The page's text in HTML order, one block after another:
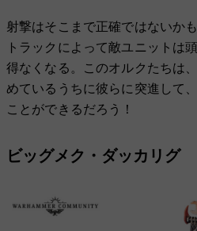
射撃はそこまで正確ではないか
トラックによって敵ユニットは
得なくなる。このオルクたちは
めているうちに彼らに突進して
ことができるだろう！
ビッグメク・ダッカリグ